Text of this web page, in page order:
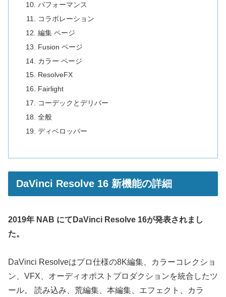
パフォーマンス
コラボレーション
編集 ページ
Fusion ページ
カラー ページ
ResolveFX
Fairlight
コーデックとデリバー
全般
ディベロッパー
DaVinci Resolve 16 新機能の詳細
2019年 NAB にてDaVinci Resolve 16が発表されまし
た。
DaVinci Resolveはプロ仕様の8K編集、カラーコレクショ
ン、VFX、オーディオポストプロダクションを統合したツ
ール。 読み込み、荒編集、本編集、エフェクト、カラ